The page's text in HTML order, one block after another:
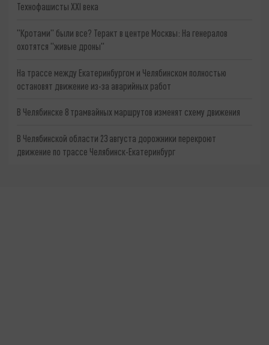
Технофашисты XXI века
"Кротами" были все? Теракт в центре Москвы: На генералов
охотятся "живые дроны"
На трассе между Екатеринбургом и Челябинском полностью
остановят движение из-за аварийных работ
В Челябинске 8 трамвайных маршрутов изменят схему движения
В Челябинской области 23 августа дорожники перекроют
движение по трассе Челябинск-Екатеринбург